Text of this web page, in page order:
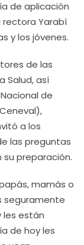
de aplicación
Yarabí
y los jóvenes.
de las
Salud, así
de
a los
las preguntas
preparación.
mamás o
seguramente
les están
de hoy les